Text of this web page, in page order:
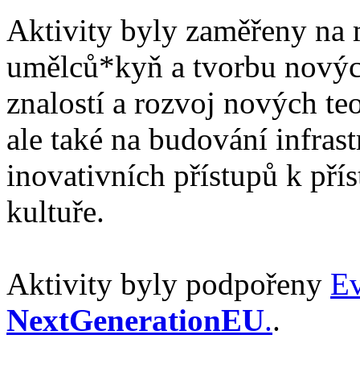
Aktivity byly zaměřeny na
umělců*kyň a tvorbu
znalostí a rozvoj nových
ale také na budování
inovativních přístupů k
kultuře.
Aktivity byly podpořeny
NextGenerationEU..